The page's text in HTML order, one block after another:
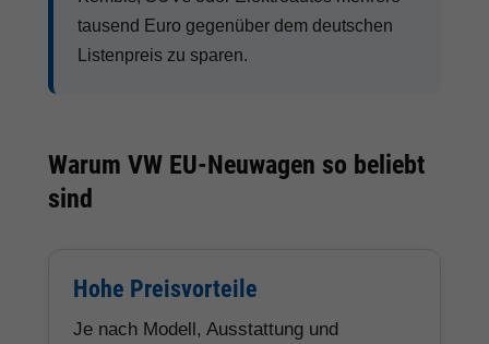
tausend Euro gegenüber dem deutschen
Listenpreis zu sparen.
Warum VW EU-Neuwagen so beliebt
sind
Hohe Preisvorteile
Je nach Modell, Ausstattung und